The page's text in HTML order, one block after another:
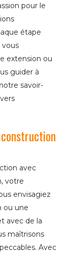
pour le
étape
vous
extension ou
guider à
savoir-
avec
votre
envisagiez
ou une
avec de la
maîtrisons
Avec